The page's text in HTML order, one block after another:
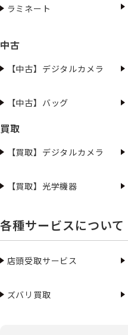
ラミネート
中古
【中古】デジタルカメラ
【中古】バッグ
買取
【買取】デジタルカメラ
【買取】光学機器
各種サービスについて
店頭受取サービス
ズバリ買取